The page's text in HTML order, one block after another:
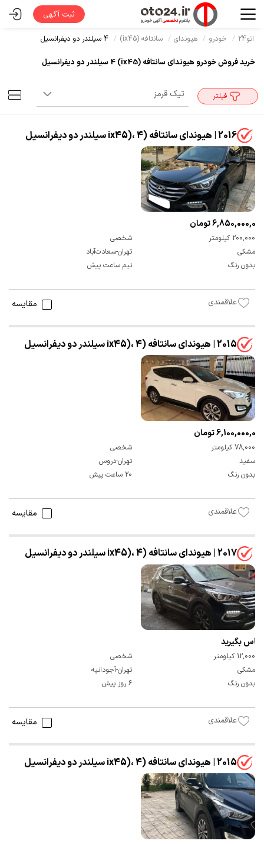
ثبت آگهی
اتو24 خودرو هیوندای سانتافه (ix45) 4 سیلندر دو دیفرانسیل
خرید فروش خودرو هیوندای سانتافه (ix45) 4 سیلندر دو دیفرانسیل
فیلتر
2016 | هیوندای سانتافه (ix45)، 4 سیلندر دو دیفرانسیل
6,850,000,000 تومان
200,000 کیلومتر
شخصی
مشکی
تهران-سعادت‌آباد
بدون رنگ
نیم ساعت پیش
علاقمندی مقایسه
2015 | هیوندای سانتافه (ix45)، 4 سیلندر دو دیفرانسیل
6,100,000,000 تومان
78,000 کیلومتر
شخصی
سفید
تهران-دروس
بدون رنگ
20 ساعت پیش
علاقمندی مقایسه
2017 | هیوندای سانتافه (ix45)، 4 سیلندر دو دیفرانسیل
تماس بگیرید
12,000 کیلومتر
شخصی
مشکی
تهران-آجودانیه
بدون رنگ
6 روز پیش
علاقمندی مقایسه
2015 | هیوندای سانتافه (ix45)، 4 سیلندر دو دیفرانسیل